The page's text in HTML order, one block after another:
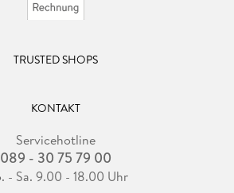
TRUSTED SHOPS
KONTAKT
Servicehotline
089 - 30 75 79 00
- Sa. 9.00 - 18.00 Uhr